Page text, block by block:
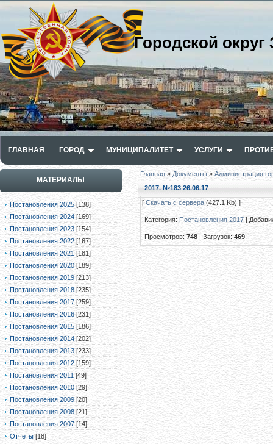
Городской
ГЛАВНАЯ ГОРОД МУНИЦИПАЛИТЕТ УСЛУГИ
МАТЕРИАЛЫ
Постановления 2025 [138]
Постановления 2024 [169]
Постановления 2023 [154]
Постановления 2022 [167]
Постановления 2021 [181]
Постановления 2020 [189]
Постановления 2019 [213]
Постановления 2018 [235]
Постановления 2017 [259]
Постановления 2016 [231]
Постановления 2015 [186]
Постановления 2014 [202]
Постановления 2013 [233]
Постановления 2012 [159]
Постановления 2011 [49]
Постановления 2010 [29]
Постановления 2009 [20]
Постановления 2008 [21]
Постановления 2007 [14]
Отчеты [18]
Главная» Документы »Администрация
2017. №183 26.06.17
[Скачать с сервера (427.1 Kb) ]
Категория: Постановления 2017|
Просмотров:748 |Загрузок:469